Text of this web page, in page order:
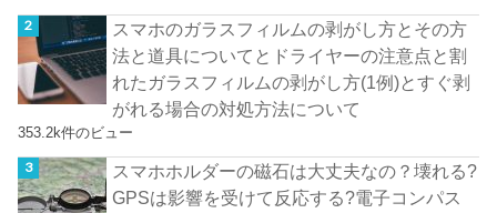
スマホのガラスフィルムの剥がし方とその方
法と道具についてとドライヤーの注意点と割
れたガラスフィルムの剥がし方(1例)とすぐ剥
がれる場合の対処方法について
353.2k件のビュー
スマホホルダーの磁石は大丈夫なの？壊れる?
GPSは影響を受けて反応する?電子コンパス